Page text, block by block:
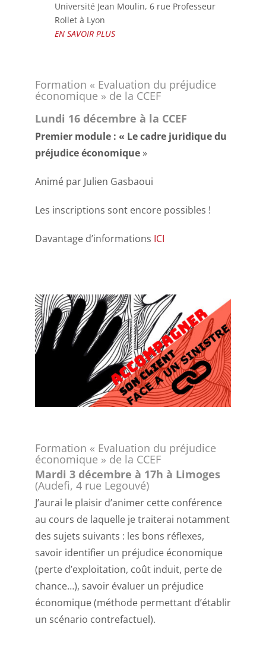
Université Jean Moulin, 6 rue Professeur
Rollet à Lyon
EN SAVOIR PLUS
Formation « Evaluation du préjudice
économique » de la CCEF
Lundi 16 décembre à la CCEF
Premier module : « Le cadre juridique du
préjudice économique»
Animé par Julien Gasbaoui
Les inscriptions sont encore possibles !
Davantage d’informations ICI
Formation « Evaluation du préjudice
économique » de la CCEF
Mardi 3 décembre à 17h à Limoges
(Audefi, 4 rue Legouvé)
J’aurai le plaisir d’animer cette conférence
au cours de laquelle je traiterai notamment
des sujets suivants : les bons réflexes,
savoir identifier un préjudice économique
(perte d’exploitation, coût induit, perte de
chance…), savoir évaluer un préjudice
économique (méthode permettant d’établir
un scénario contrefactuel).